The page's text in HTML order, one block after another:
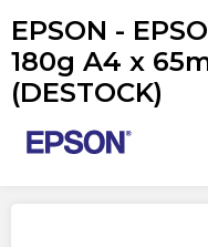
EPSON -
180g A4 x
(DESTOCK)